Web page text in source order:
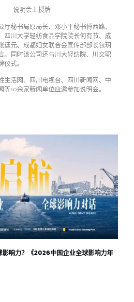
说明会上授牌
厅秘书局原局长、邓小平秘书傅西路、
四川大学轻纺食品学院院长何有节、成
迋元、成都妇女联合会宣传部部长包玥
。同时该公司还与川大轻纺院、川交职
式。
生活网、四川电视台、四川新闻网、中
10余家新闻单位应邀参加说明会。
影响力？《2026中国企业全球影响力年